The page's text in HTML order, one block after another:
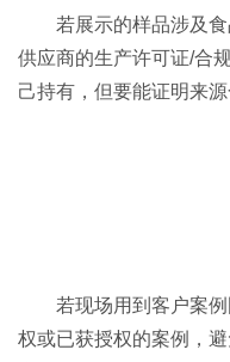
若展示的样品涉及
供应商的生产许可证/合
己持有，但要能证明来源
若现场用到客户案
权或已获授权的案例，